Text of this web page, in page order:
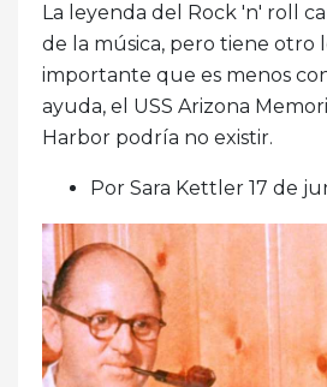
La leyenda del Rock 'n' roll
de la música, pero tiene otro
importante que es menos
ayuda, el USS Arizona
Harbor podría no existir.
Por Sara Kettler 17 de